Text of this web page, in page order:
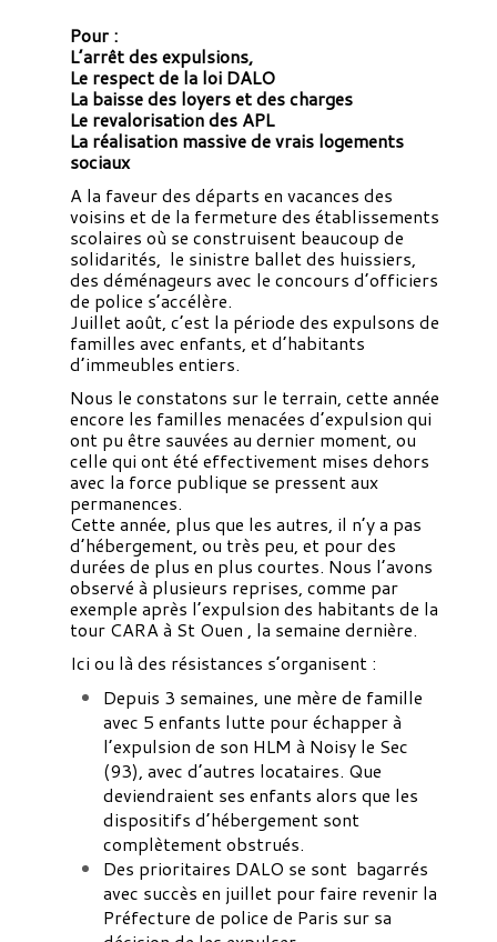
Pour :
L’arrêt des expulsions,
Le respect de la loi DALO
La baisse des loyers et des charges
Le revalorisation des APL
La réalisation massive de vrais logements
sociaux
A la faveur des départs en vacances des
voisins et de la fermeture des établissements
scolaires où se construisent beaucoup de
solidarités, le sinistre ballet des huissiers,
des déménageurs avec le concours d’officiers
de police s’accélère.
Juillet août, c’est la période des expulsons de
familles avec enfants, et d’habitants
d’immeubles entiers.
Nous le constatons sur le terrain, cette année
encore les familles menacées d’expulsion qui
ont pu être sauvées au dernier moment, ou
celle qui ont été effectivement mises dehors
avec la force publique se pressent aux
permanences.
Cette année, plus que les autres, il n’y a pas
d’hébergement, ou très peu, et pour des
durées de plus en plus courtes. Nous l’avons
observé à plusieurs reprises, comme par
exemple après l’expulsion des habitants de la
tour CARA à St Ouen , la semaine dernière.
Ici ou là des résistances s’organisent :
Depuis 3 semaines, une mère de famille
avec 5 enfants lutte pour échapper à
l’expulsion de son HLM à Noisy le Sec
(93), avec d’autres locataires. Que
deviendraient ses enfants alors que les
dispositifs d’hébergement sont
complètement obstrués.
Des prioritaires DALO se sont bagarrés
avec succès en juillet pour faire revenir la
Préfecture de police de Paris sur sa